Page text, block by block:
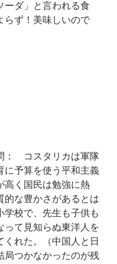
ーダ」と言われる食
らず！美味しいので
　コスタリカは軍隊
に予算を使う平和主義
高く国民は勉強に熱
的な豊かさがあるとは
学校で、先生も子供も
って見知らぬ東洋人を
くれた。（中国人と日
局つかなかったのが残